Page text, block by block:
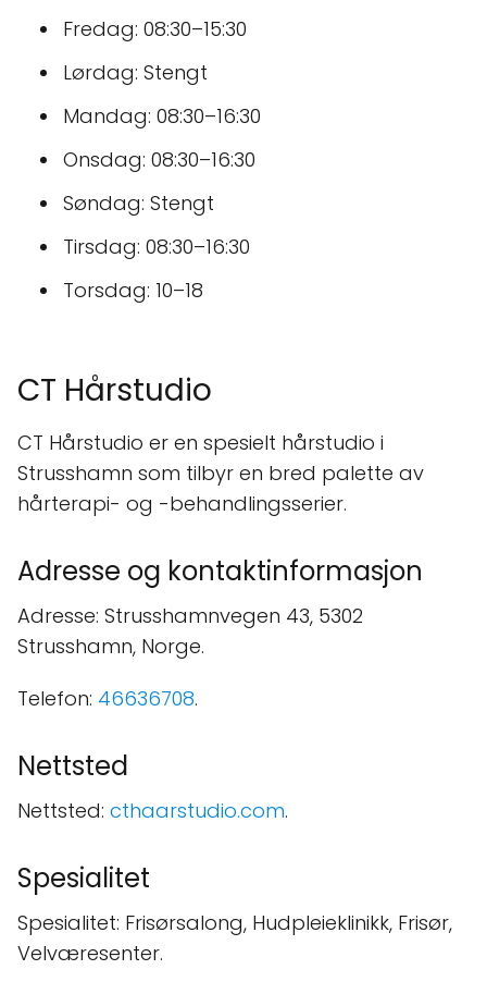
Fredag: 08:30–15:30
Lørdag: Stengt
Mandag: 08:30–16:30
Onsdag: 08:30–16:30
Søndag: Stengt
Tirsdag: 08:30–16:30
Torsdag: 10–18
CT Hårstudio
CT Hårstudio er en spesielt hårstudio i
Strusshamn som tilbyr en bred palette av
hårterapi- og -behandlingsserier.
Adresse og kontaktinformasjon
Adresse: Strusshamnvegen 43, 5302
Strusshamn, Norge.
Telefon: 46636708.
Nettsted
Nettsted: cthaarstudio.com.
Spesialitet
Spesialitet: Frisørsalong, Hudpleieklinikk, Frisør,
Velværesenter.